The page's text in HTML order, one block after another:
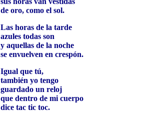
de oro, como el sol.
Las horas de la tarde
azules todas son
y aquellas de la noche
se envuelven en crespón.
Igual que tú,
también yo tengo
guardado un reloj
que dentro de mi cuerpo
dice tac tic toc.